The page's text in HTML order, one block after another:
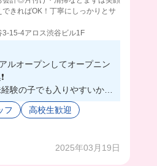
きればOK！丁寧にしっかりとサ
3-15-4アロス渋谷ビル1F
ルオープンしてオープニン
験の子でも入りやすいから
れに働けちゃいます🌟
の食べれちゃいます🤫💖
フ
高校生歓迎
2025年03月19日